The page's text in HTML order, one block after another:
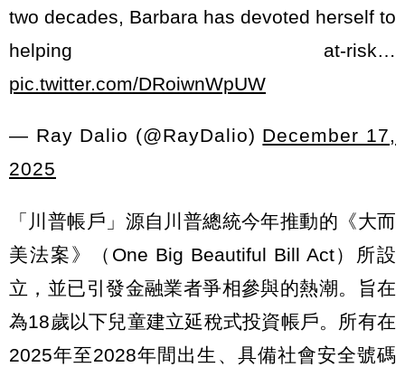
two decades, Barbara has devoted herself to
helping at-risk…
pic.twitter.com/DRoiwnWpUW
— Ray Dalio (@RayDalio) December 17,
2025
「川普帳戶」源自川普總統今年推動的《大而
美法案》（One Big Beautiful Bill Act）所設
立，並已引發金融業者爭相參與的熱潮。旨在
為18歲以下兒童建立延稅式投資帳戶。所有在
2025年至2028年間出生、具備社會安全號碼